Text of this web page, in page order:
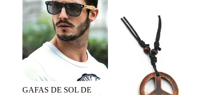
GAFAS DE SOL DE